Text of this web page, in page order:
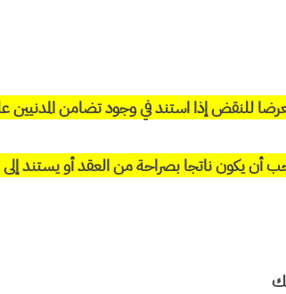
للنقض إذا استند في وجود تضامن المدنيين
أن يكون ناتجا بصراحة من العقد أو يستند